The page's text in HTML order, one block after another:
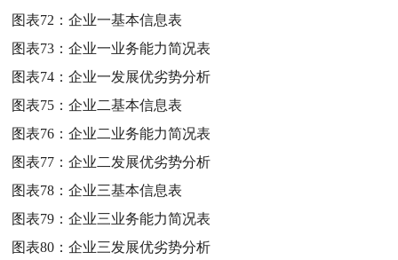
图表72：企业一基本信息表
图表73：企业一业务能力简况表
图表74：企业一发展优劣势分析
图表75：企业二基本信息表
图表76：企业二业务能力简况表
图表77：企业二发展优劣势分析
图表78：企业三基本信息表
图表79：企业三业务能力简况表
图表80：企业三发展优劣势分析